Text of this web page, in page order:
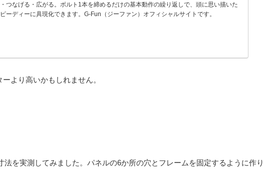
つなげる・広がる。ボルト1本を締めるだけの基本動作の繰り返しで、頭に思い描いた
ーディーに具現化できます。G-Fun（ジーファン）オフィシャルサイトです。
より高いかもしれません。
を実測してみました。パネルの6か所の穴とフレームを固定するように作り